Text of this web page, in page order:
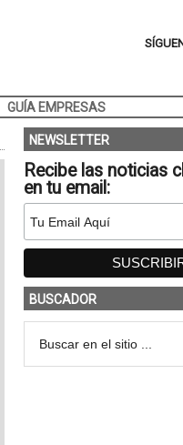
GUÍA EMPRESAS
NEWSLETTER
Recibe las noticias
en tu email:
BUSCADOR